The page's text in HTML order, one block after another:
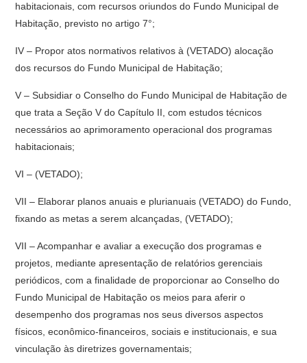
habitacionais, com recursos oriundos do Fundo Municipal de
Habitação, previsto no artigo 7°;
IV – Propor atos normativos relativos à (VETADO) alocação
dos recursos do Fundo Municipal de Habitação;
V – Subsidiar o Conselho do Fundo Municipal de Habitação de
que trata a Seção V do Capítulo II, com estudos técnicos
necessários ao aprimoramento operacional dos programas
habitacionais;
VI – (VETADO);
VII – Elaborar planos anuais e plurianuais (VETADO) do Fundo,
fixando as metas a serem alcançadas, (VETADO);
VII – Acompanhar e avaliar a execução dos programas e
projetos, mediante apresentação de relatórios gerenciais
periódicos, com a finalidade de proporcionar ao Conselho do
Fundo Municipal de Habitação os meios para aferir o
desempenho dos programas nos seus diversos aspectos
físicos, econômico-financeiros, sociais e institucionais, e sua
vinculação às diretrizes governamentais;